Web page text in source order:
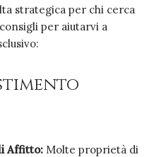
strategica per chi cerca
per aiutarvi a
Affitto: Molte proprietà di